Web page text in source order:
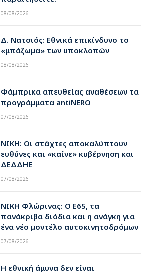
08/08/2026
Δ. Νατσιός: Εθνικά επικίνδυνο το
«μπάζωμα» των υποκλοπών
08/08/2026
Φάμπρικα απευθείας αναθέσεων τα
προγράμματα antiNERO
07/08/2026
ΝΙΚΗ: Οι στάχτες αποκαλύπτουν
ευθύνες και «καίνε» κυβέρνηση και
ΔΕΔΔΗΕ
07/08/2026
ΝΙΚΗ Φλώρινας: Ο Ε65, τα
πανάκριβα διόδια και η ανάγκη για
ένα νέο μοντέλο αυτοκινητοδρόμων
07/08/2026
Η εθνική άμυνα δεν είναι